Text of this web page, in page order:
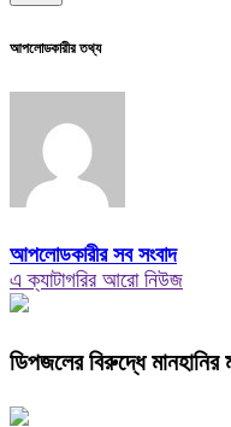
আপলোডকারীর তথ্য
আপলোডকারীর সব সংবাদ
এ ক্যাটাগরির আরো নিউজ
ডিপজলের বিরুদ্ধে মানহানির